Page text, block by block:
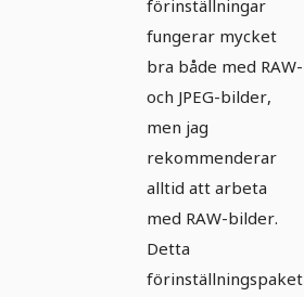
förinställningar
fungerar mycket
bra både med RAW-
och JPEG-bilder,
men jag
rekommenderar
alltid att arbeta
med RAW-bilder.
Detta
förinställningspaket